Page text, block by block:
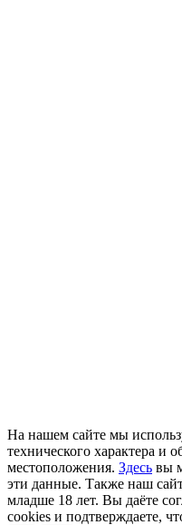
На нашем сайте мы
технического характера и
местоположения. Здесь вы
эти данные. Также наш
младше 18 лет. Вы даёте
cookies и подтверждаете,